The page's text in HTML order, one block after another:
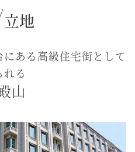
立地
ある高級住宅街として
れる
山